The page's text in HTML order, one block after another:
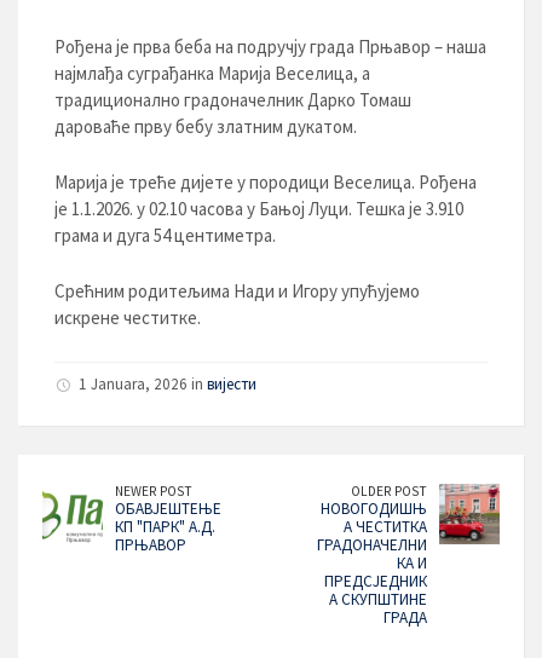
Рођена је прва беба на подручју града Прњавор – наша
најмлађа суграђанка Марија Веселица, а
традиционално градоначелник Дарко Томаш
дароваће прву бебу златним дукатом.
Марија је треће дијете у породици Веселица. Рођена
је 1.1.2026. у 02.10 часова у Бањој Луци. Тешка је 3.910
грама и дуга 54 центиметра.
Срећним родитељима Нади и Игору упућујемо
искрене честитке.
1 Januara, 2026 in вијести
NEWER POST
ОБАВЈЕШТЕЊЕ
КП "ПАРК" А.Д.
ПРЊАВОР
OLDER POST
НОВОГОДИШЊ
А ЧЕСТИТКА
ГРАДОНАЧЕЛНИ
КА И
ПРЕДСЈЕДНИК
А СКУПШТИНЕ
ГРАДА